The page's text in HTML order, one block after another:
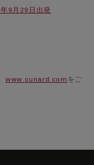
9月29日出発
www.cunard.com をご